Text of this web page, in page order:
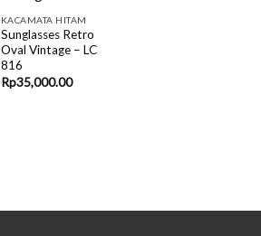
KACAMATA HITAM
Sunglasses Retro
Oval Vintage – LC
816
Rp35,000.00